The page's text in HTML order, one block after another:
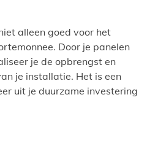
alleen goed voor het
Door je panelen
je de opbrengst en
je installatie. Het is een
uit je duurzame investering